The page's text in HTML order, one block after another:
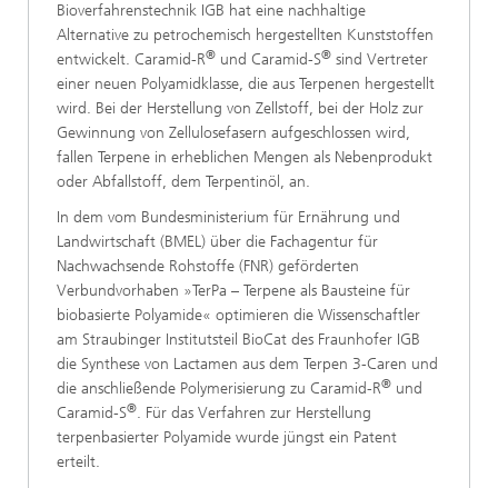
Bioverfahrenstechnik IGB hat eine nachhaltige
Alternative zu petrochemisch hergestellten Kunststoffen
entwickelt. Caramid-R® und Caramid-S® sind Vertreter
einer neuen Polyamidklasse, die aus Terpenen hergestellt
wird. Bei der Herstellung von Zellstoff, bei der Holz zur
Gewinnung von Zellulosefasern aufgeschlossen wird,
fallen Terpene in erheblichen Mengen als Nebenprodukt
oder Abfallstoff, dem Terpentinöl, an.
In dem vom Bundesministerium für Ernährung und
Landwirtschaft (BMEL) über die Fachagentur für
Nachwachsende Rohstoffe (FNR) geförderten
Verbundvorhaben »TerPa – Terpene als Bausteine für
biobasierte Polyamide« optimieren die Wissenschaftler
am Straubinger Institutsteil BioCat des Fraunhofer IGB
die Synthese von Lactamen aus dem Terpen 3-Caren und
die anschließende Polymerisierung zu Caramid-R® und
Caramid-S®. Für das Verfahren zur Herstellung
terpenbasierter Polyamide wurde jüngst ein Patent
erteilt.